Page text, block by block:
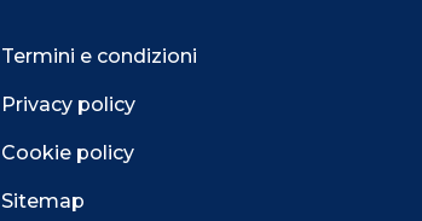
Termini e condizioni
Privacy policy
Cookie policy
Sitemap